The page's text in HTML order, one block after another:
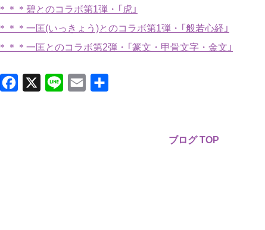
＊＊＊碧とのコラボ第1弾・「虎」
＊＊＊一匡(いっきょう)とのコラボ第1弾・「般若心経」
＊＊＊一匡とのコラボ第2弾・「篆文・甲骨文字・金文」
Facebook Line Email
ブログ TOP